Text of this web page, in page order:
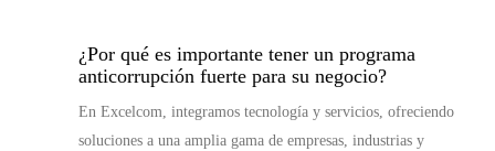
¿Por qué es importante tener un programa
anticorrupción fuerte para su negocio?
En Excelcom, integramos tecnología y servicios, ofreciendo
soluciones a una amplia gama de empresas, industrias y